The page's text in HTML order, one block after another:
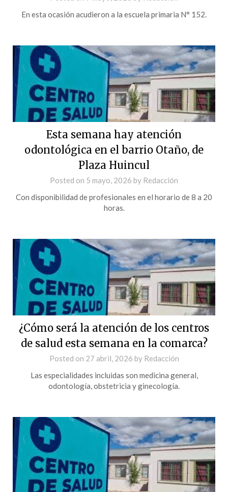
En esta ocasión acudieron a la escuela primaria N° 152.
Esta semana hay atención
odontológica en el barrio Otaño, de
Plaza Huincul
Posted on 5 mayo, 2026 by Redacción
Con disponibilidad de profesionales en el horario de 8 a 20
horas.
¿Cómo será la atención de los centros
de salud esta semana en la comarca?
Posted on 27 abril, 2026 by Redacción
Las especialidades incluidas son medicina general,
odontología, obstetricia y ginecología.